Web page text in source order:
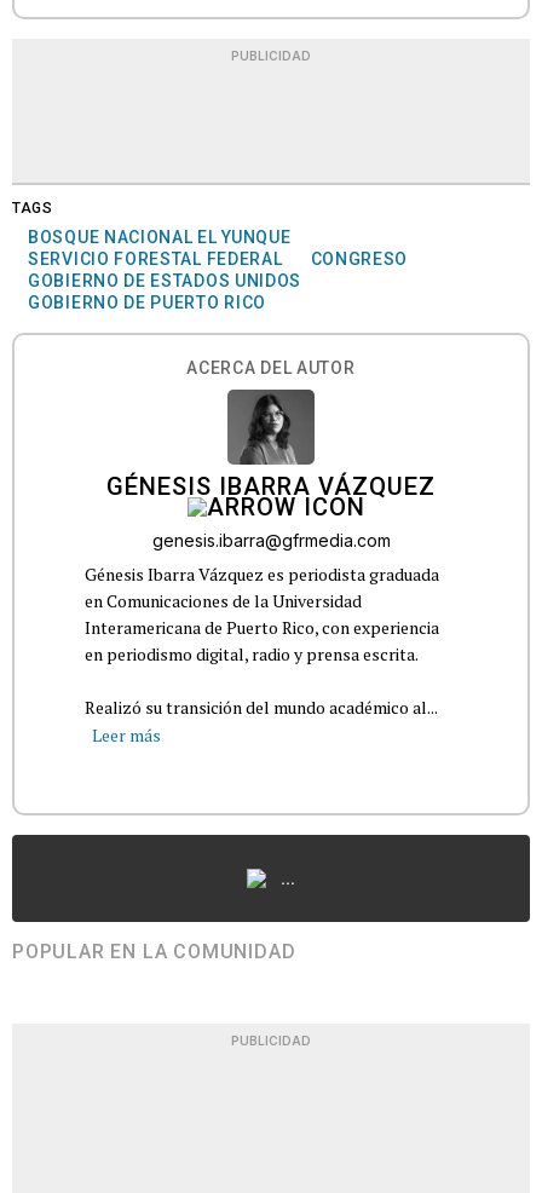
PUBLICIDAD
TAGS
BOSQUE NACIONAL EL YUNQUE
SERVICIO FORESTAL FEDERAL
CONGRESO
GOBIERNO DE ESTADOS UNIDOS
GOBIERNO DE PUERTO RICO
ACERCA DEL AUTOR
GÉNESIS IBARRA VÁZQUEZ
genesis.ibarra@gfrmedia.com
Génesis Ibarra Vázquez es periodista graduada
en Comunicaciones de la Universidad
Interamericana de Puerto Rico, con experiencia
en periodismo digital, radio y prensa escrita.
Realizó su transición del mundo académico al...
Leer más
...
POPULAR EN LA COMUNIDAD
PUBLICIDAD